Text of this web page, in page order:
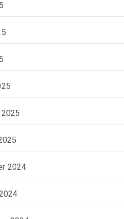
2025
2024